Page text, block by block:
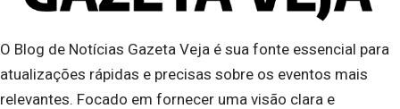
O Blog de Notícias Gazeta Veja é sua fonte essencial para
atualizações rápidas e precisas sobre os eventos mais
relevantes. Focado em fornecer uma visão clara e